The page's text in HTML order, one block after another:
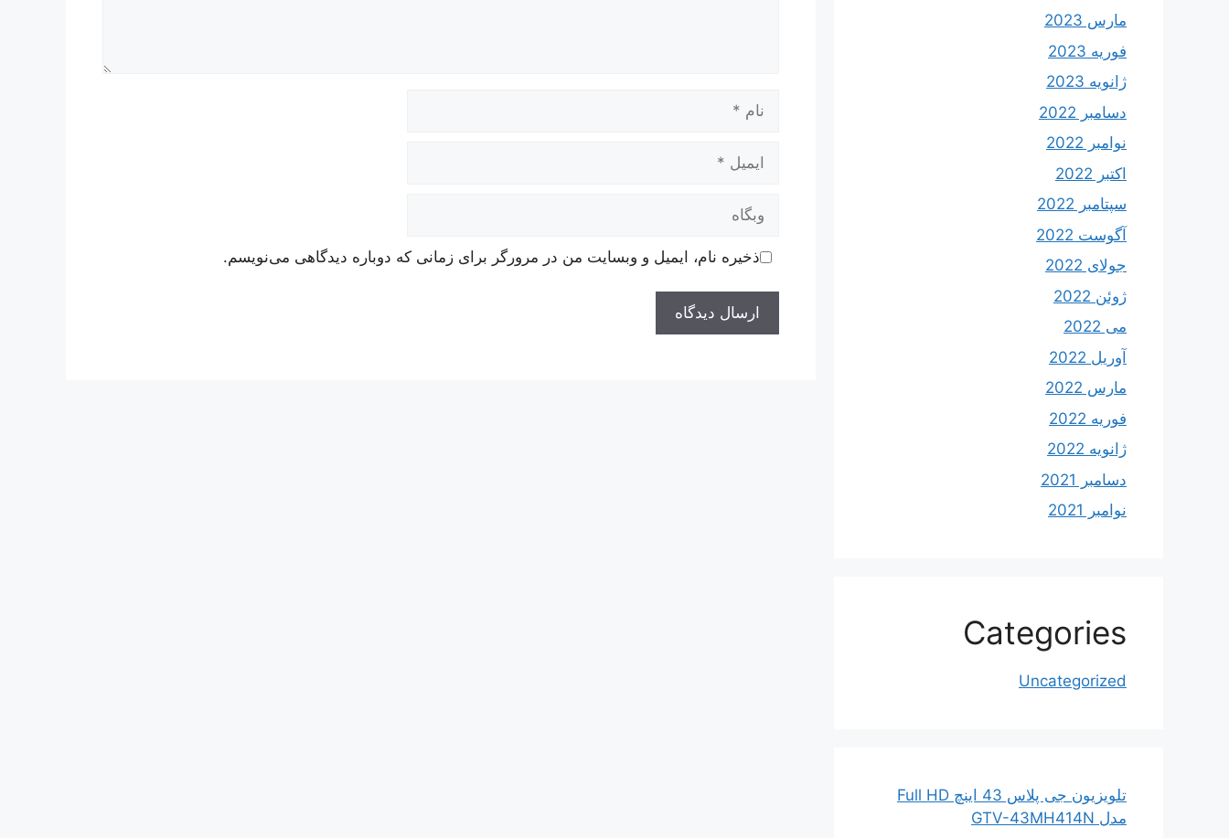
وبگاه
ذخیره نام، ایمیل و وبسایت من در مرورگر برای زمانی که دوباره دیدگاهی می‌نویسم.
مارس 2023
فوریه 2023
ژانویه 2023
دسامبر 2022
نوامبر 2022
اکتبر 2022
سپتامبر 2022
آگوست 2022
جولای 2022
ژوئن 2022
می 2022
آوریل 2022
مارس 2022
فوریه 2022
ژانویه 2022
دسامبر 2021
نوامبر 2021
Categories
Uncategorized
تلویزیون جی پلاس 43 اینچ Full HD
مدل GTV-43MH414N